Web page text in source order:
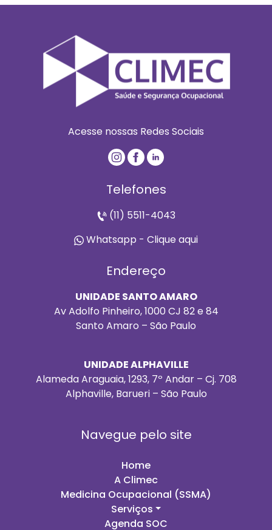
Acesse nossas Redes Sociais
Telefones
(11) 5511-4043
Whatsapp - Clique aqui
Endereço
UNIDADE SANTO AMARO
Av Adolfo Pinheiro, 1000 CJ 82 e 84
Santo Amaro – São Paulo
UNIDADE ALPHAVILLE
Alameda Araguaia, 1293, 7º Andar – Cj. 708
Alphaville, Barueri – São Paulo
Navegue pelo site
Home
A Climec
Medicina Ocupacional (SSMA)
Serviços
Agenda SOC